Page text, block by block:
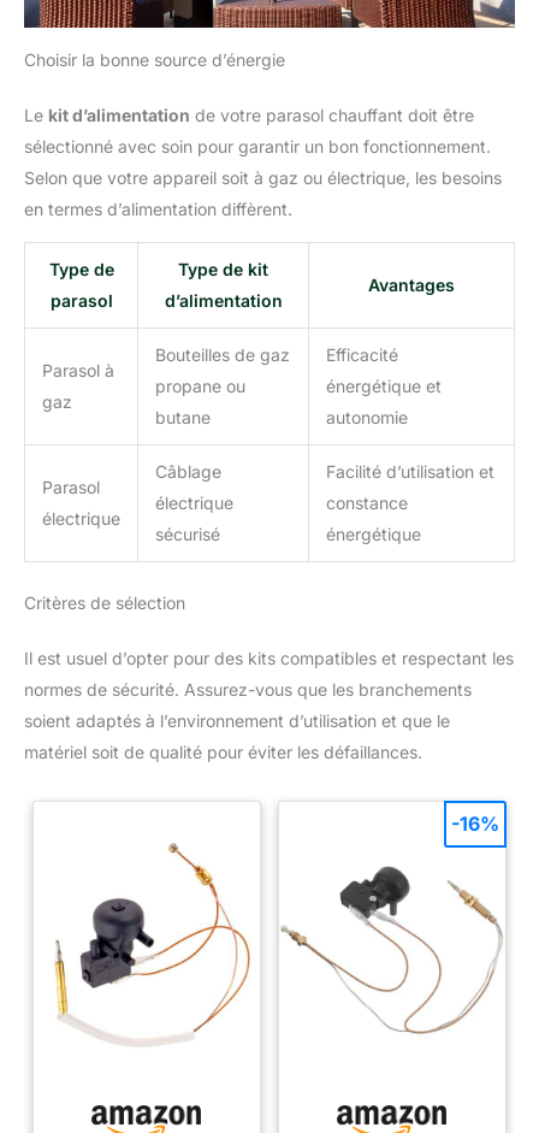
Choisir la bonne source d’énergie
Le kit d’alimentation de votre parasol chauffant doit être
sélectionné avec soin pour garantir un bon fonctionnement.
Selon que votre appareil soit à gaz ou électrique, les besoins
en termes d’alimentation diffèrent.
Type de
parasol
Type de kit
d’alimentation
Avantages
Parasol à
gaz
Bouteilles de gaz
propane ou
butane
Efficacité
énergétique et
autonomie
Parasol
électrique
Câblage
électrique
sécurisé
Facilité d’utilisation et
constance
énergétique
Critères de sélection
Il est usuel d’opter pour des kits compatibles et respectant les
normes de sécurité. Assurez-vous que les branchements
soient adaptés à l’environnement d’utilisation et que le
matériel soit de qualité pour éviter les défaillances.
-16%